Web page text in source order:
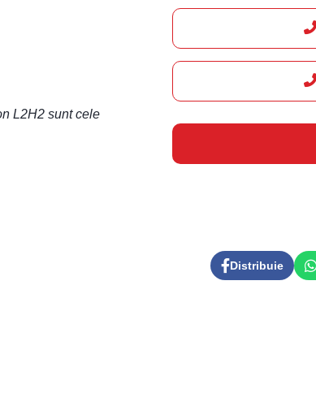
L2H2 sunt cele
Distribuie